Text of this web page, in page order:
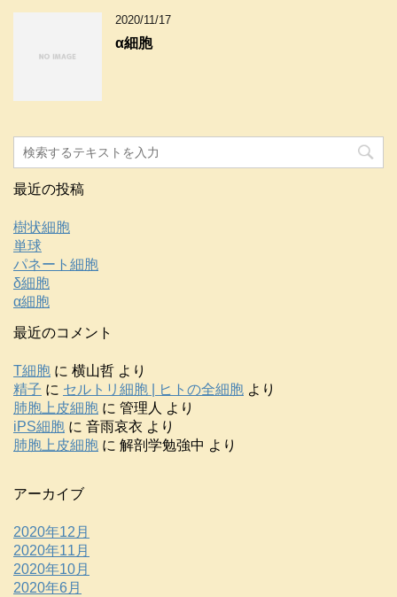
2020/11/17
α細胞
最近の投稿
樹状細胞
単球
パネート細胞
δ細胞
α細胞
最近のコメント
T細胞 に 横山哲 より
精子 に セルトリ細胞 | ヒトの全細胞 より
肺胞上皮細胞 に 管理人 より
iPS細胞 に 音雨哀衣 より
肺胞上皮細胞 に 解剖学勉強中 より
アーカイブ
2020年12月
2020年11月
2020年10月
2020年6月